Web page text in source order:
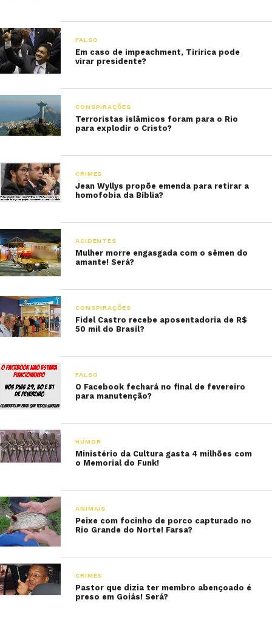
FALSO
Em caso de impeachment, Tiririca pode
virar presidente?
CONSPIRAÇÕES
Terroristas islâmicos foram para o Rio
para explodir o Cristo?
CRIMES
Jean Wyllys propõe emenda para retirar a
homofobia da Bíblia?
ACIDENTES
Mulher morre engasgada com o sêmen do
amante! Será?
CONSPIRAÇÕES
Fidel Castro recebe aposentadoria de R$
50 mil do Brasil?
FALSO
O Facebook fechará no final de fevereiro
para manutenção?
HUMOR
Ministério da Cultura gasta 4 milhões com
o Memorial do Funk!
ANIMAIS
Peixe com focinho de porco capturado no
Rio Grande do Norte! Farsa?
CRIMES
Pastor que dizia ter membro abençoado é
preso em Goiás! Será?